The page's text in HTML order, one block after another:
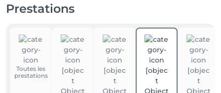
Prestations
Toutes les
prestations